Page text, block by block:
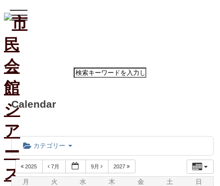
イ
ベ
ン
ト
案
Calendar
カテゴリー
2025 7月 9月 2027
月 火 水 木 金 土 日